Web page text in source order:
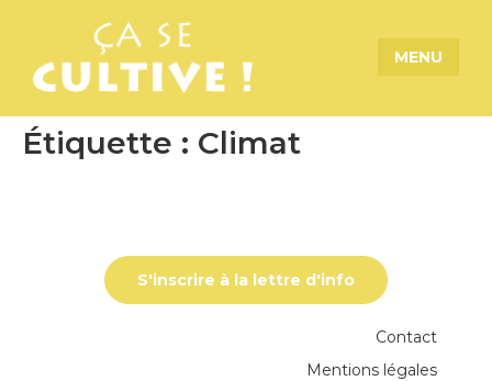
MENU
Étiquette : Climat
S'inscrire à la lettre d'info
Contact
Mentions légales